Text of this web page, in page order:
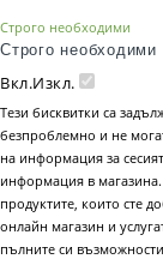
Строго необходими
Строго необходими
Вкл.Изкл.
Тези бисквитки са
безпроблемно и не
на информация за
информация в
продуктите, които сте
онлайн магазин и
пълните си